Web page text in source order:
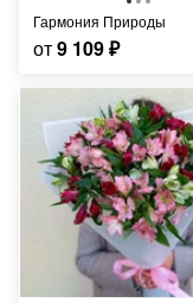
Гармония Природы
от9 109₽